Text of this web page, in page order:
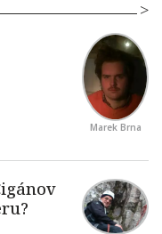
Marek Brna